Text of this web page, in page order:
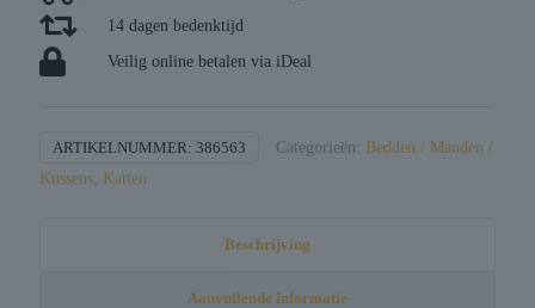
14 dagen bedenktijd
Veilig online betalen via iDeal
ARTIKELNUMMER: 386563 Categorieën:
Bedden / Manden /
Kussens
Katten
Beschrijving
Aanvullende informatie